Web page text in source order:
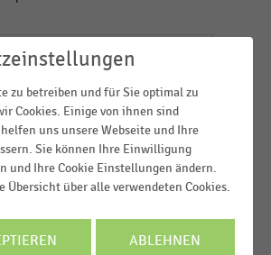
gegründetes Familienunternehmen mit
Das Unternehmen hat sich über mehrere
zu betreiben und für Sie optimal zu
Cookies. Einige von ihnen sind
uns unsere Webseite und Ihre
Sie können Ihre Einwilligung
und Ihre Cookie Einstellungen ändern.
Übersicht über alle verwendeten Cookies.
ABLEHNEN